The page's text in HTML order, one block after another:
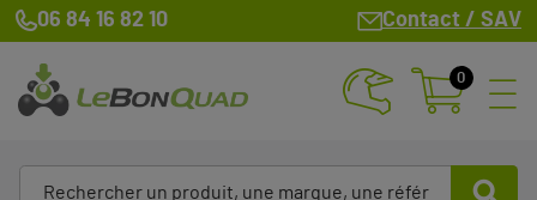
06 84 16 82 10 Contact / SAV
0